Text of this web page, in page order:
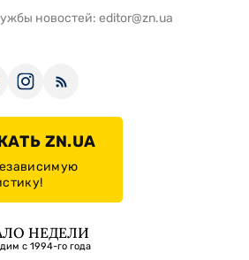
новостей: editor@zn.ua
ZN.UA
НЕДЕЛИ
с 1994-го года